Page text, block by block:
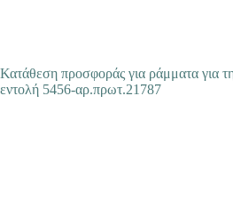
Κατάθεση προσφοράς για ράμματα για
εντολή 5456-αρ.πρωτ.21787